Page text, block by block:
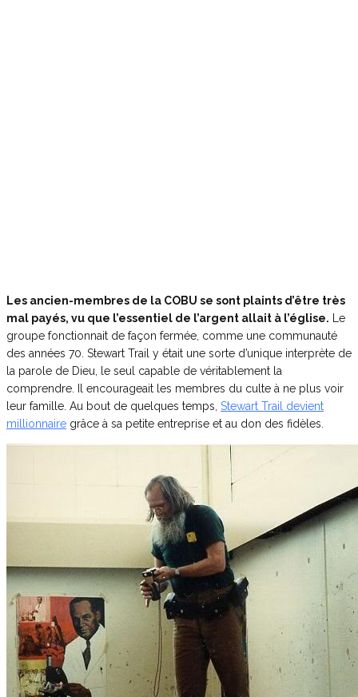
Les ancien-membres de la COBU se sont plaints d’être très
mal payés, vu que l’essentiel de l’argent allait à l’église. Le
groupe fonctionnait de façon fermée, comme une communauté
des années 70. Stewart Trail y était une sorte d’unique interprète de
la parole de Dieu, le seul capable de véritablement la
comprendre. Il encourageait les membres du culte à ne plus voir
leur famille. Au bout de quelques temps, Stewart Trail devient
millionnaire grâce à sa petite entreprise et au don des fidèles.